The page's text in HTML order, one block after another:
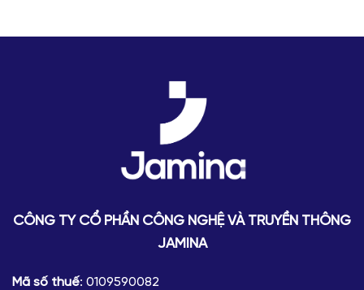
CÔNG TY CỔ PHẦN CÔNG NGHỆ VÀ TRUYỀN THÔNG
JAMINA
Mã số thuế: 0109590082